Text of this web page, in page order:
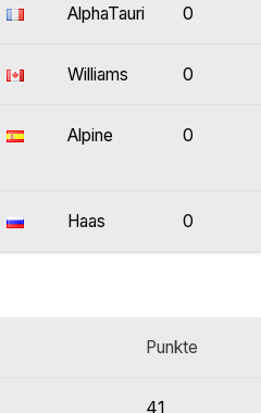
AlphaTauri 0
Williams 0
Alpine 0
Haas 0
Punkte
41